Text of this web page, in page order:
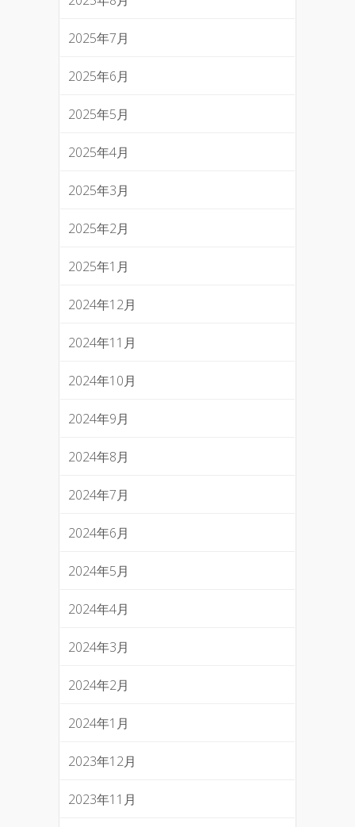
2025年7月
2025年6月
2025年5月
2025年4月
2025年3月
2025年2月
2025年1月
2024年12月
2024年11月
2024年10月
2024年9月
2024年8月
2024年7月
2024年6月
2024年5月
2024年4月
2024年3月
2024年2月
2024年1月
2023年12月
2023年11月